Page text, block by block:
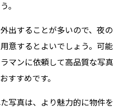
。
出することが多いので、夜の
意するとよいでしょう。可能
マンに依頼して高品質な写真
すすめです。
写真は、より魅力的に物件を